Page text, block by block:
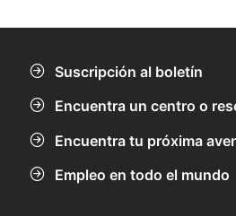
Suscripción al boletín
Encuentra un centro o
Encuentra tu próxima
Empleo en todo el mundo